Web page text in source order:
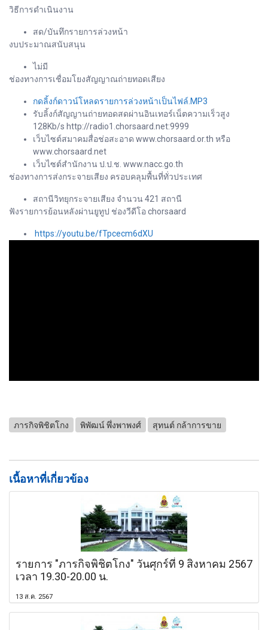
วิธีการดำเนินงาน
สด/บันทึกรายการล่วงหน้า
งบประมาณสนับสนุน
ไม่มี
ช่องทางการเชื่อมโยงสัญญาณถ่ายทอดเสียง
กดลิ้งก์ดาวน์โหลดรายการล่วงหน้าเป็นไฟล์.MP3
รับลิ้งก์สัญญานถ่ายทอดสดผ่านอินเทอร์เน็ตความเร็วสูง
128Kb/s http://radio1.chorsaard.net:9999
เว็บไซต์สมาคมสื่อช่อสะอาด www.chorsaard.or.th หรือ
www.chorsaard.net
เว็บไซต์สำนักงาน ป.ป.ช. www.nacc.go.th
ช่องทางการส่งกระจายเสียง ครอบคลุมพื้นที่ทั่วประเทศ
สถานีวิทยุกระจายเสียง จำนวน 421 สถานี
ฟังรายการย้อนหลังผ่านยูทูป ช่องวีดีโอ chorsaard
https://youtu.be/fTpcecm6dXU
ภารกิจพิชิตโกง พิพัฒน์ พึ่งพาพงศ์ สุทนต์ กล้าการขาย
เนื้อหาที่เกี่ยวข้อง
รายการ "ภารกิจพิชิตโกง" วันศุกร์ที่ 9 สิงหาคม 2567
เวลา 19.30-20.00 น.
13 ส.ค. 2567